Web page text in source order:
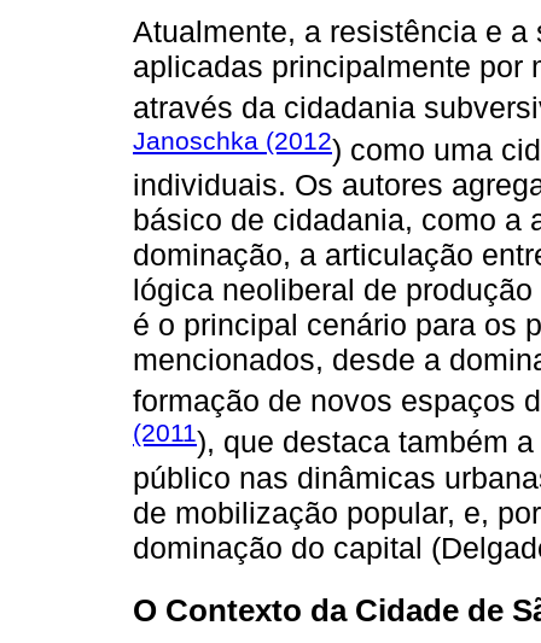
Atualmente, a resistência e
aplicadas principalmente por
através da cidadania
Janoschka (2012) como uma
individuais. Os autores
básico de cidadania, como a
dominação, a articulação
lógica neoliberal de
é o principal cenário para os
mencionados, desde a
formação de novos espaços
(2011), que destaca também
público nas dinâmicas
de mobilização popular, e,
dominação do capital
O Contexto da Cidade de